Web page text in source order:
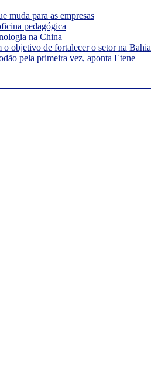
muda para as empresas
pedagógica
na China
objetivo de fortalecer o setor na Bahia
pela primeira vez, aponta Etene